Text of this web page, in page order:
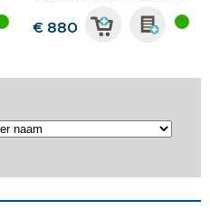
€ 880